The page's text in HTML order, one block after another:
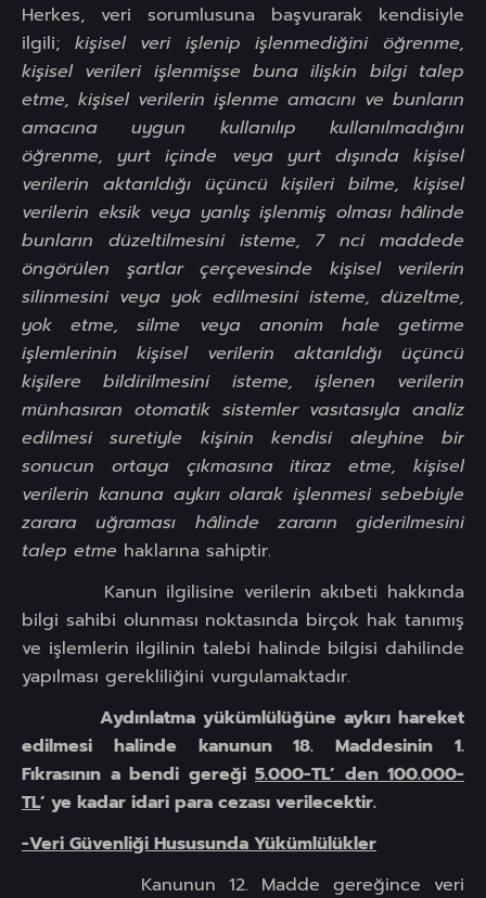
Herkes, veri sorumlusuna başvurarak kendisiyle
ilgili; kişisel veri işlenip işlenmediğini öğrenme,
kişisel verileri işlenmişse buna ilişkin bilgi talep
etme, kişisel verilerin işlenme amacını ve bunların
amacına uygun kullanılıp kullanılmadığını
öğrenme, yurt içinde veya yurt dışında kişisel
verilerin aktarıldığı üçüncü kişileri bilme, kişisel
verilerin eksik veya yanlış işlenmiş olması hâlinde
bunların düzeltilmesini isteme, 7 nci maddede
öngörülen şartlar çerçevesinde kişisel verilerin
silinmesini veya yok edilmesini isteme, düzeltme,
yok etme, silme veya anonim hale getirme
işlemlerinin kişisel verilerin aktarıldığı üçüncü
kişilere bildirilmesini isteme, işlenen verilerin
münhasıran otomatik sistemler vasıtasıyla analiz
edilmesi suretiyle kişinin kendisi aleyhine bir
sonucun ortaya çıkmasına itiraz etme, kişisel
verilerin kanuna aykırı olarak işlenmesi sebebiyle
zarara uğraması hâlinde zararın giderilmesini
talep etme haklarına sahiptir.
Kanun ilgilisine verilerin akıbeti hakkında
bilgi sahibi olunması noktasında birçok hak tanımış
ve işlemlerin ilgilinin talebi halinde bilgisi dahilinde
yapılması gerekliliğini vurgulamaktadır.
Aydınlatma yükümlülüğüne aykırı hareket
edilmesi halinde kanunun 18. Maddesinin 1.
Fıkrasının a bendi gereği 5.000-TL’ den 100.000-
TL’ ye kadar idari para cezası verilecektir.
-Veri Güvenliği Hususunda Yükümlülükler
Kanunun 12. Madde gereğince veri